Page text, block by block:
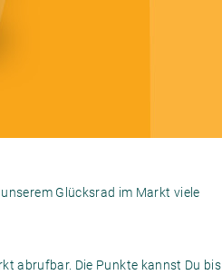
Glücksrad im Markt viele
abrufbar. Die Punkte kannst Du bis